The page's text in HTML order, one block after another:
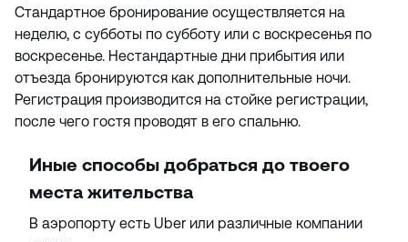
Стандартное бронирование осуществляется на
неделю, с субботы по субботу или с воскресенья по
воскресенье. Нестандартные дни прибытия или
отъезда бронируются как дополнительные ночи.
Регистрация производится на стойке регистрации,
после чего гостя проводят в его спальню.
Иные способы добраться до твоего
места жительства
В аэропорту есть Uber или различные компании